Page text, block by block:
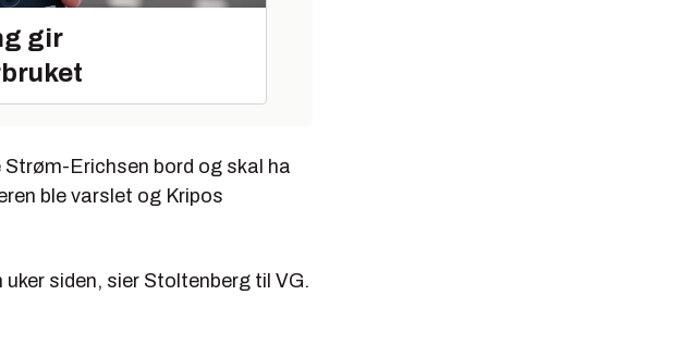
gir
Erichsen bord og skal ha
ble varslet og Kripos
siden, sier Stoltenberg til VG.